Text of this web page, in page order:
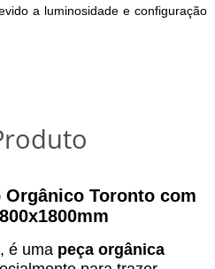
a luminosidade e configuração
Toronto com
é uma peça orgânica